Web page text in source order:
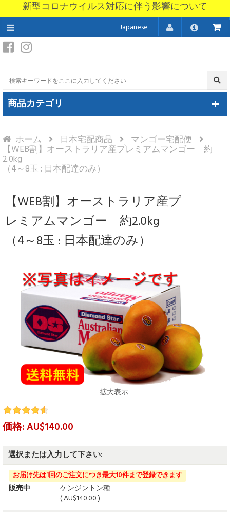
新型コロナウイルス対応に伴う影響について
Japanese
商品カテゴリ
ホーム 日本宅配商品 マンゴー宅配便
【WEB割】オーストラリア産プレミアムマンゴー 約
2.0kg
（4～8玉 : 日本配達のみ）
【WEB割】オーストラリア産プ
レミアムマンゴー 約2.0kg
（4～8玉 : 日本配達のみ）
拡大表示
価格: AU$140.00
選択または入力して下さい:
お届け先は1回のご注文につき最大10件まで登録できます
販売中
ケンジントン種
( AU$140.00 )